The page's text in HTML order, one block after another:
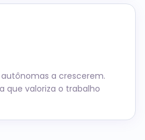
a crescerem.
que valoriza o trabalho